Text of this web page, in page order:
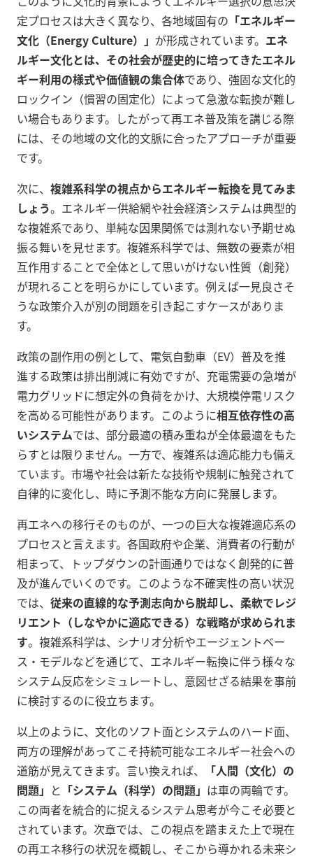
定プロセスは大きく異なり、各地域固有の 「エネルギー
文化（Energy Culture）」 が形成されています。 エネ
ルギー文化とは、その社会が歴史的に培ってきたエネル
ギー利用の様式や価値観の集合体であり、強固な文化的
ロックイン（慣習の固定化）によって急激な転換が難し
い場合もあります。したがって再エネ普及策を講じる際
には、その地域の文化的文脈に合ったアプローチが重要
です。
次に、 複雑系科学の視点からエネルギー転換を見てみま
しょう。エネルギー供給網や社会経済システムは典型的
な複雑系であり、単純な因果関係では測れない予期せぬ
振る舞いを見せます。複雑系科学では、無数の要素が相
互作用することで全体として思いがけない性質（創発）
が現れることを明らかにしています。例えば一見良さそ
うな政策介入が別の問題を引き起こすケースがありま
す。
政策の副作用の例として、電気自動車（EV）普及を推
進する政策は排出削減に有効ですが、充電需要の急増が
電力グリッドに想定外の負荷をかけ、大規模停電リスク
を高める可能性があります。このように相互依存性の高
いシステムでは、部分最適の積み重ねが全体最適をもた
らすとは限りません。一方で、複雑系は適応能力も備え
ています。市場や社会は新たな技術や規制に触発されて
自律的に変化し、時に予測不能な方向に発展します。
再エネへの移行そのものが、一つの巨大な複雑適応系の
プロセスと言えます。各国政府や企業、消費者の行動が
相まって、トップダウンの計画通りではなく創発的に普
及が進んでいくのです。このような不確実性の高い状況
では、 従来の直線的な予測志向から脱却し、柔軟でレジ
リエント（しなやかに適応できる）な戦略が求められま
す。複雑系科学は、シナリオ分析やエージェントベー
ス・モデルなどを通じて、エネルギー転換に伴う様々な
システム反応をシミュレートし、意図せざる結果を事前
に検討するのに役立ちます。
以上のように、文化のソフト面とシステムのハード面、
両方の理解があってこそ持続可能なエネルギー社会への
道筋が見えてきます。言い換えれば、
「人間（文化）の
問題」 と 「システム（科学）の問題」 は車の両輪です。
この両者を統合的に捉えるシステム思考が今こそ必要と
されています。次章では、この視点を踏まえた上で現在
の再エネ移行の状況を概観し、そこから導かれる未来シ